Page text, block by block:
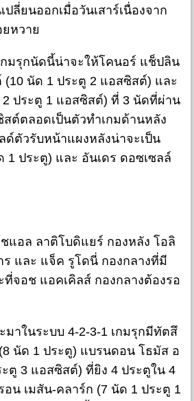
ลี่ยนออกเมื่อวันเสาร์เนื่องจาก
ยหวาย
กมรุกนัดนี้น่าจะให้โคนอร์ แช็ปลิน
นัด 1 ประตู 2 แอสซิสต์) และ
ประตู 1 แอสซิสต์) ที่ 3 นัดที่ผ่าน
ต์ตลอดเป็นตัวทำเกมด้านหลัง
ตัวรับหน้าแผงหลังน่าจะเป็น
1 ประตู) และ อันเดร ดอซเซลล์
แอล ลาติโบดิแยร์ กองหลัง โอลิ
ร และ แจ็ค รูโดนี่ กองกลางที่มี
จอช แอคเคิลส์ กองกลางต้องรอ
าในระบบ 4-2-3-1 เกมรุกมีทัตสึ
นัด 1 ประตู) แบรนดอน โธมัส อ
ตู 3 แอสซิสต์) ที่ยิง 4 ประตูใน 4
น เมสัน-คลาร์ก (7 นัด 1 ประตู 1